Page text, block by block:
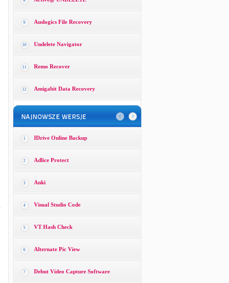
9 Auslogics File Recovery
10 Undelete Navigator
11 Remo Recover
12 Amigabit Data Recovery
1 IDrive Online Backup
2 Adlice Protect
3 Anki
4 Visual Studio Code
5 VT Hash Check
6 Alternate Pic View
7 Debut Video Capture Software